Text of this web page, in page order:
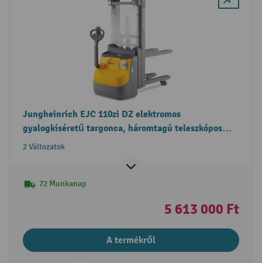
Jungheinrich EJC 110zi DZ elektromos
gyalogkíséretű targonca, háromtagú teleszkópos
emelőoszlop, szabademeléssel
2 Változatok
72 Munkanap
5 613 000 Ft
A termékről